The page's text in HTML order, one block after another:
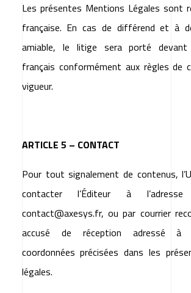
Les présentes Mentions Légales sont
française. En cas de différend et à
amiable, le litige sera porté devant
français conformément aux règles de
vigueur.
ARTICLE 5 – CONTACT
Pour tout signalement de contenus,
contacter l’Éditeur à
contact@axesys.fr, ou par courrier
accusé de réception adressé à
coordonnées précisées dans les
légales.